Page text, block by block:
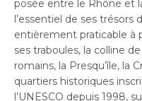
posée entre le Rhône et
l’essentiel de ses
entièrement praticable à
ses traboules, la colline
romains, la Presqu’île, la
quartiers historiques
l’UNESCO depuis 1998,